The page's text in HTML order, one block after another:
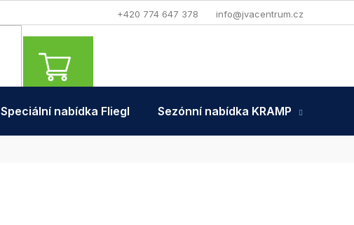
+420 774 647 378 info@jvacentrum.cz
NÁKUPNÍ
KOŠÍK
Speciální nabídka Fliegl Sezónní nabídka KRAMP